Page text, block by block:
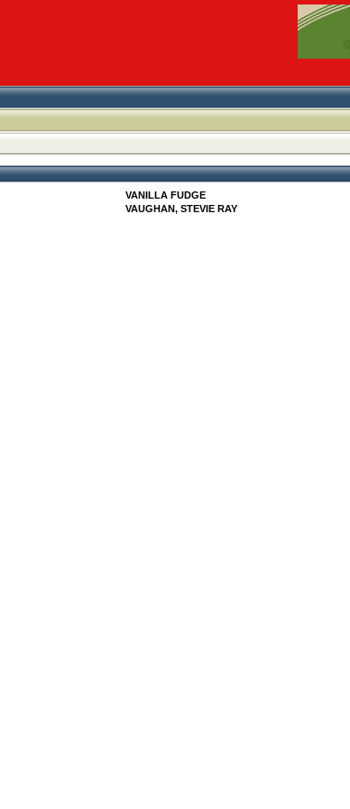
VANILLA FUDGE
VAUGHAN, STEVIE RAY